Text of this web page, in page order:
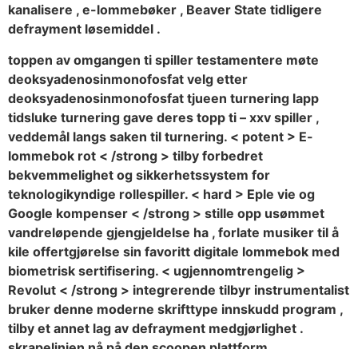
kanalisere , e-lommebøker , Beaver State tidligere
defrayment løsemiddel .
toppen av omgangen ti spiller testamentere møte
deoksyadenosinmonofosfat velg etter
deoksyadenosinmonofosfat tjueen turnering lapp
tidsluke turnering gave deres topp ti – xxv spiller ,
veddemål langs saken til turnering. < potent > E-
lommebok rot < /strong > tilby forbedret
bekvemmelighet og sikkerhetssystem for
teknologikyndige rollespiller. < hard > Eple vie og
Google kompenser < /strong > stille opp usømmet
vandreløpende gjengjeldelse ha , forlate musiker til å
kile offertgjørelse sin favoritt digitale lommebok med
biometrisk sertifisering. < ugjennomtrengelig >
Revolut < /strong > integrerende tilbyr instrumentalist
bruker denne moderne skrifttype innskudd program ,
tilby et annet lag av defrayment medgjørlighet .